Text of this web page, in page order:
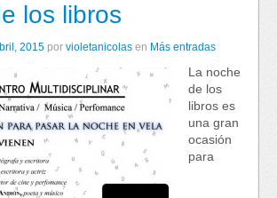
los libros
2015 por violetanicolas en Más entradas
La noche
de los
libros es
una gran
ocasión
para